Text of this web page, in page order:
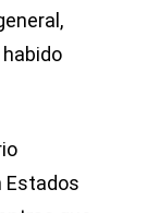
Estados